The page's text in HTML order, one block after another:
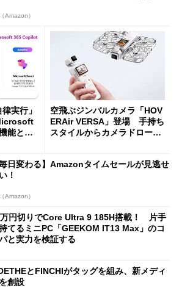
Amazon）
実行」
能とエ
空飛ぶジンバルカメラ「HOV
ERAir VERSA」登場 手持ち
スタイルからカメラドローン
毎日変わる】Amazonタイムセールが見逃せ
！
Amazon）
円切りでCore Ultra 9 185H搭載！ 片手
てるミニPC「GEEKOM IT13 Max」のコ
と実力を検証する
とFINCHIがタッグを組み、新メディ
創設